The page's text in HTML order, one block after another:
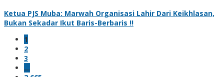
Ketua PJS Muba: Marwah Organisasi Lahir Dari Keikhlasan,
Bukan Sekadar Ikut Baris-Berbaris !!
1
2
3
…